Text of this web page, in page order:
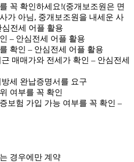
꼭 확인하세요!(중개보조원은 면
가 아님, 중개보조원을 내세운 사
전세 어플 활용
– 안심전세 어플 활용
확인 – 안심전세 어플 활용
매매가와 전세가 확인 – 안심전세
세 완납증명서를 요구
여부를 꼭 확인
보험 가입 가능 여부를 꼭 확인 –
경우에만 계약